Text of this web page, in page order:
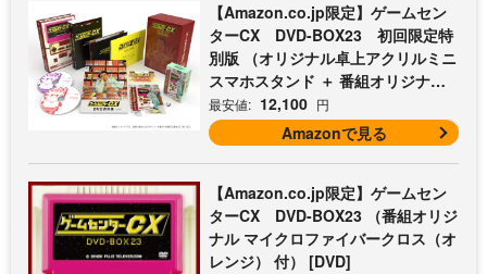
【Amazon.co.jp限定】ゲームセン
ターCX DVD-BOX23 初回限定特
別版 （オリジナル卓上アクリルミニ
スマホスタンド ＋ 番組オリジナル
マイクロファイバークロス（オレン
ジ） 付） [DVD]
最安値: 12,100 円
Amazonで見る
【Amazon.co.jp限定】ゲームセン
ターCX DVD-BOX23 （番組オリジ
ナル マイクロファイバークロス（オ
レンジ） 付） [DVD]